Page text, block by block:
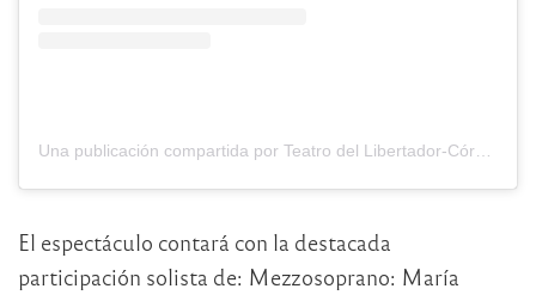
El espectáculo contará con la destacada
participación solista de: Mezzosoprano: María